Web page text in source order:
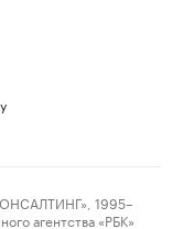
1995–
агентства «РБК»